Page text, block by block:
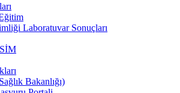
Laboratuvar Sonuçları
Bakanlığı)